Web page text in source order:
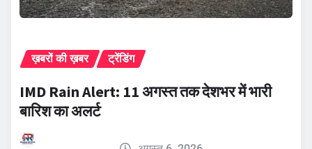
ख़बरों की ख़बर ट्रेंडिंग
IMD Rain Alert: 11 अगस्त तक देशभर में भारी
बारिश का अलर्ट